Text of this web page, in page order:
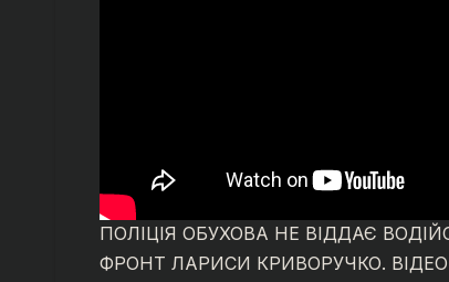
ПОЛІЦІЯ ОБУХОВА НЕ ВІДДАЄ
ФРОНТ ЛАРИСИ КРИВОРУЧКО.